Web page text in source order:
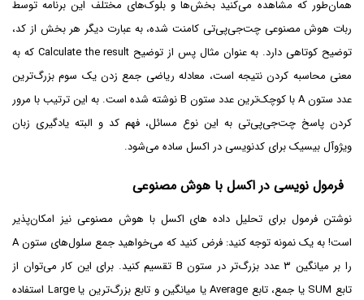
همان‌طور که مشاهده می‌کنید بخش‌ها و بلوک‌های مختلف این برنامه توسط
ربات هوش مصنوعی چت‌جی‌پی‌تی کامنت شده، به عبارت دیگر هر بخش از کد،
توضیح کوتاهی دارد. به عنوان مثال پس از توضیح Calculate the result که به
معنی محاسبه کردن نتیجه است، معادله ریاضی جمع زدن یک سوم بزرگ‌ترین
عدد ستون A با کوچک‌ترین عدد ستون B نوشته شده است. به این ترتیب با مرور
کردن پاسخ چت‌جی‌پی‌تی به این نوع مسائل، فهم کد و البته یادگیری زبان
ویژوآل بیسیک برای کدنویسی در اکسل ساده می‌شود.
فرمول نویسی در اکسل با هوش مصنوعی
نوشتن فرمول برای تحلیل داده های اکسل با هوش مصنوعی نیز امکان‌پذیر
است! به یک نمونه توجه کنید: فرض کنید که می‌خواهید جمع سلول‌های ستون A
را بر میانگین ۳ عدد بزرگ‌تر در ستون B تقسیم کنید. برای این کار می‌توان از
تابع SUM یا جمع، تابع Average یا میانگین و تابع بزرگ‌ترین یا Large استفاده